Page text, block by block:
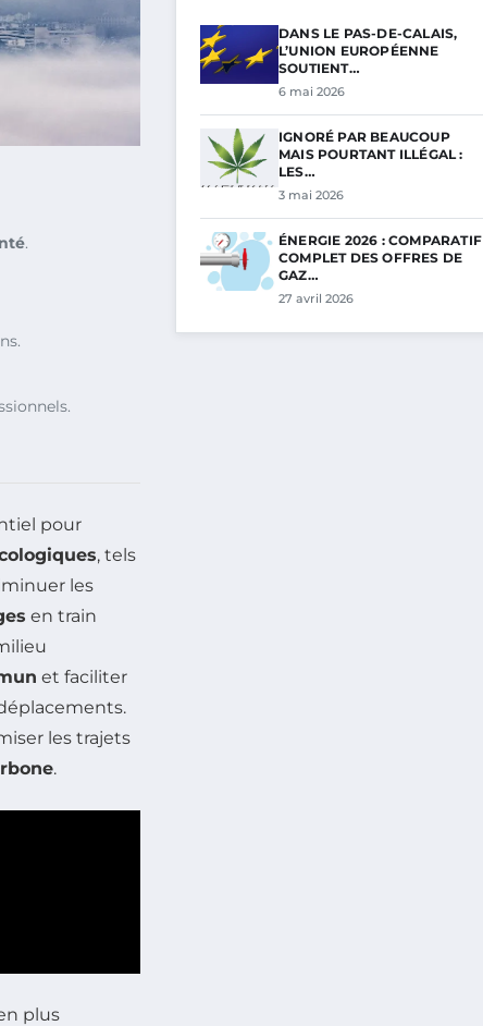
.
pour
, tels
les
en train
et faciliter
les trajets
.
plus
DANS LE PAS-DE-CALAIS,
L’UNION EUROPÉENNE
SOUTIENT…
6 mai 2026
IGNORÉ PAR BEAUCOUP
MAIS POURTANT ILLÉGAL :
LES…
3 mai 2026
ÉNERGIE 2026 : COMPARATIF
COMPLET DES OFFRES DE
GAZ…
27 avril 2026